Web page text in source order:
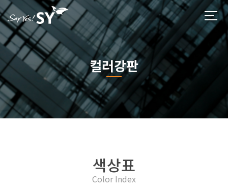
컬러강판
색상표
Color Index